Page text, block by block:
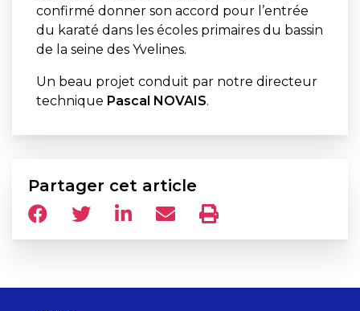
confirmé donner son accord pour l’entrée
du karaté dans les écoles primaires du bassin
de la seine des Yvelines.
Un beau projet conduit par notre directeur
technique Pascal NOVAIS.
Partager cet article